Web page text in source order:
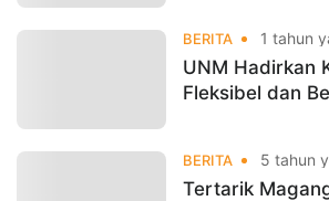
BERITA 1 tahun
UNM Hadirkan
Fleksibel dan
BERITA 5 tahun
Tertarik